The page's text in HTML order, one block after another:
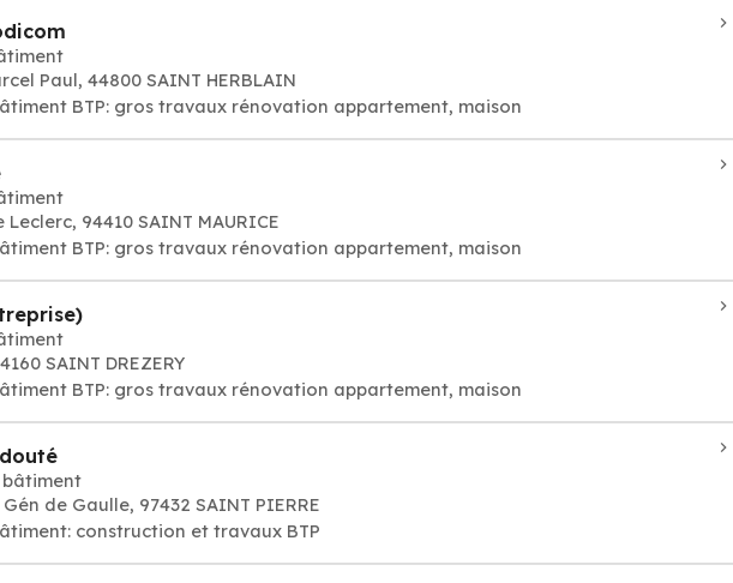
Paul, 44800 SAINT HERBLAIN
BTP: gros travaux rénovation appartement, maison
Leclerc, 94410 SAINT MAURICE
BTP: gros travaux rénovation appartement, maison
SAINT DREZERY
BTP: gros travaux rénovation appartement, maison
bâtiment
de Gaulle, 97432 SAINT PIERRE
construction et travaux BTP